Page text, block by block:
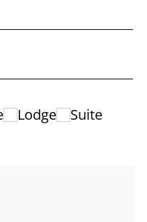
Lodge
Suite